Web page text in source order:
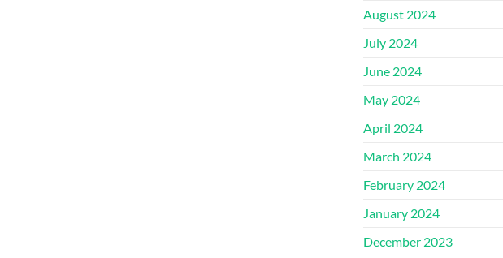
August 2024
July 2024
June 2024
May 2024
April 2024
March 2024
February 2024
January 2024
December 2023